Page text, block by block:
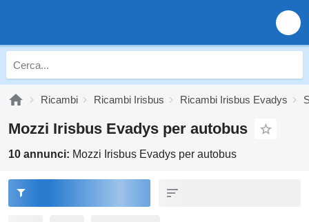
Ricambi Ricambi Irisbus Ricambi Irisbus Evadys
Mozzi Irisbus Evadys per autobus
10 annunci: Mozzi Irisbus Evadys per autobus